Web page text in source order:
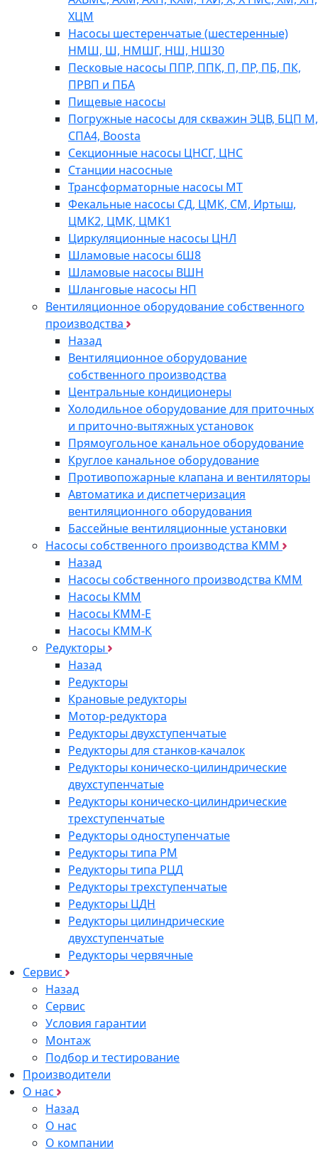
ХЦМ
Насосы шестеренчатые (шестеренные)
НМШ, Ш, НМШГ, НШ, НШ30
Песковые насосы ППР, ППК, П, ПР, ПБ, ПК,
ПРВП и ПБА
Пищевые насосы
Погружные насосы для скважин ЭЦВ, БЦП М,
СПА4, Boosta
Секционные насосы ЦНСГ, ЦНС
Станции насосные
Трансформаторные насосы МТ
Фекальные насосы СД, ЦМК, СМ, Иртыш,
ЦМК2, ЦМК, ЦМК1
Циркуляционные насосы ЦНЛ
Шламовые насосы 6Ш8
Шламовые насосы ВШН
Шланговые насосы НП
Вентиляционное оборудование собственного
производства
Назад
Вентиляционное оборудование
собственного производства
Центральные кондиционеры
Холодильное оборудование для приточных
и приточно-вытяжных установок
Прямоугольное канальное оборудование
Круглое канальное оборудование
Противопожарные клапана и вентиляторы
Автоматика и диспетчеризация
вентиляционного оборудования
Бассейные вентиляционные установки
Насосы собственного производства KMM
Назад
Насосы собственного производства KMM
Насосы КММ
Насосы КММ-Е
Насосы КММ-К
Редукторы
Назад
Редукторы
Крановые редукторы
Мотор-редуктора
Редукторы двухступенчатые
Редукторы для станков-качалок
Редукторы коническо-цилиндрические
двухступенчатые
Редукторы коническо-цилиндрические
трехступенчатые
Редукторы одноступенчатые
Редукторы типа РМ
Редукторы типа РЦД
Редукторы трехступенчатые
Редукторы ЦДН
Редукторы цилиндрические
двухступенчатые
Редукторы червячные
Сервис
Назад
Сервис
Условия гарантии
Монтаж
Подбор и тестирование
Производители
О нас
Назад
О нас
О компании